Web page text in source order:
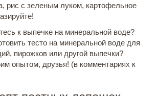
рис с зеленым луком, картофельное
к выпечке на минеральной воде?
тесто на минеральной воде для
пирожков или другой выпечки?
опытом, друзья! (в комментариях к